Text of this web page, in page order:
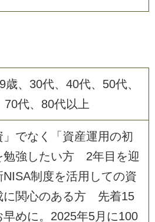
歳、30代、40代、50代、
70代、80代以上
」でなく「資産運用の初
勉強したい方 2年目を迎
NISA制度を活用しての資
に関心のある方 先着15
早めに。2025年5月に100